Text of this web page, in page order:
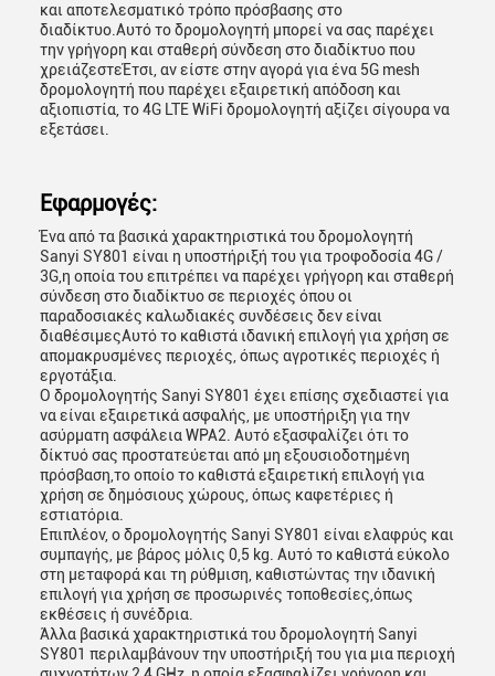
και αποτελεσματικό τρόπο πρόσβασης στο
διαδίκτυο.Αυτό το δρομολογητή μπορεί να σας παρέχει
την γρήγορη και σταθερή σύνδεση στο διαδίκτυο που
χρειάζεστεΈτσι, αν είστε στην αγορά για ένα 5G mesh
δρομολογητή που παρέχει εξαιρετική απόδοση και
αξιοπιστία, το 4G LTE WiFi δρομολογητή αξίζει σίγουρα να
εξετάσει.
Εφαρμογές:
Ένα από τα βασικά χαρακτηριστικά του δρομολογητή
Sanyi SY801 είναι η υποστήριξή του για τροφοδοσία 4G /
3G,η οποία του επιτρέπει να παρέχει γρήγορη και σταθερή
σύνδεση στο διαδίκτυο σε περιοχές όπου οι
παραδοσιακές καλωδιακές συνδέσεις δεν είναι
διαθέσιμεςΑυτό το καθιστά ιδανική επιλογή για χρήση σε
απομακρυσμένες περιοχές, όπως αγροτικές περιοχές ή
εργοτάξια.
Ο δρομολογητής Sanyi SY801 έχει επίσης σχεδιαστεί για
να είναι εξαιρετικά ασφαλής, με υποστήριξη για την
ασύρματη ασφάλεια WPA2. Αυτό εξασφαλίζει ότι το
δίκτυό σας προστατεύεται από μη εξουσιοδοτημένη
πρόσβαση,το οποίο το καθιστά εξαιρετική επιλογή για
χρήση σε δημόσιους χώρους, όπως καφετέριες ή
εστιατόρια.
Επιπλέον, ο δρομολογητής Sanyi SY801 είναι ελαφρύς και
συμπαγής, με βάρος μόλις 0,5 kg. Αυτό το καθιστά εύκολο
στη μεταφορά και τη ρύθμιση, καθιστώντας την ιδανική
επιλογή για χρήση σε προσωρινές τοποθεσίες,όπως
εκθέσεις ή συνέδρια.
Άλλα βασικά χαρακτηριστικά του δρομολογητή Sanyi
SY801 περιλαμβάνουν την υποστήριξή του για μια περιοχή